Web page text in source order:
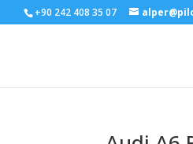
+90 242 408 35 07